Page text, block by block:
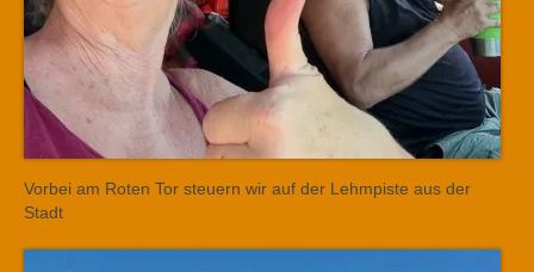
Vorbei am Roten Tor steuern wir auf der Lehmpiste aus der
Stadt